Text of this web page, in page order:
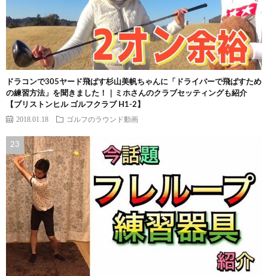
ドラコンで305ヤード飛ばす杉山美帆ちゃんに「ドライバーで飛ばすため
の練習方法」を聞きました！｜ミホさんのクラブセッティングも紹介
【ブリストンヒル ゴルフクラブ H1-2】
2018.01.18 ゴルフのラウンド動画